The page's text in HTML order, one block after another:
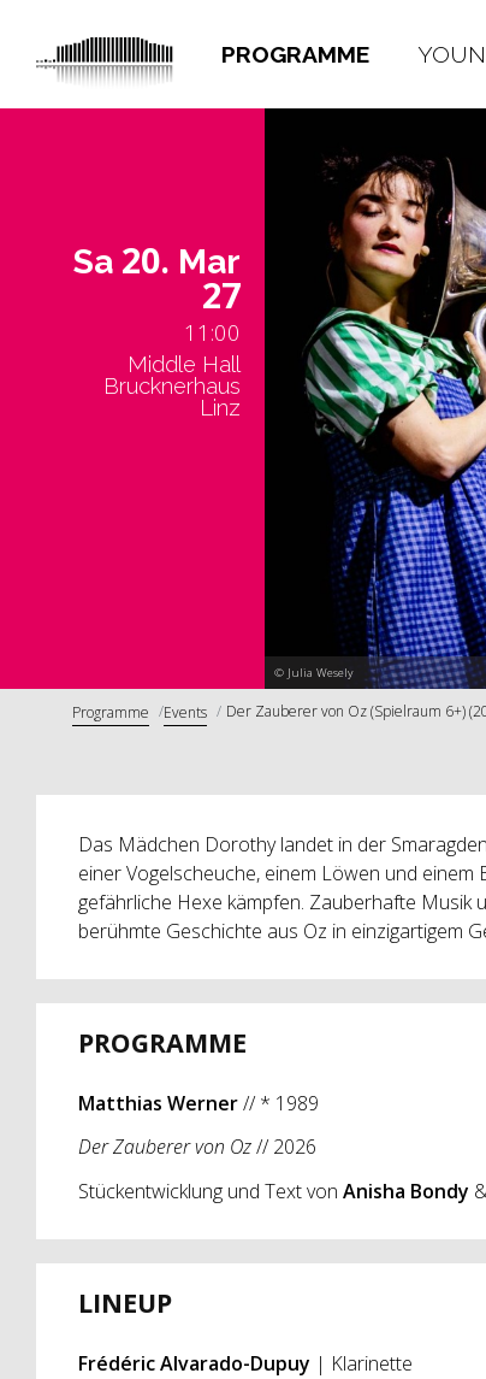
PROGRAMME
© Julia Wesely
Sa 20. Mar
27
11:00
Middle Hall
Brucknerhaus
Linz
Programme Events Der Zauberer von Oz (Spielraum 6+)
Das Mädchen Dorothy landet in der
einer Vogelscheuche, einem Löwen und
gefährliche Hexe kämpfen. Zauberhafte Musik
berühmte Geschichte aus Oz in einzigartigem
PROGRAMME
Matthias Werner// * 1989
Der Zauberer von Oz// 2026
Stückentwicklung und Text von Anisha Bondy
LINEUP
Frédéric Alvarado-Dupuy | Klarinette